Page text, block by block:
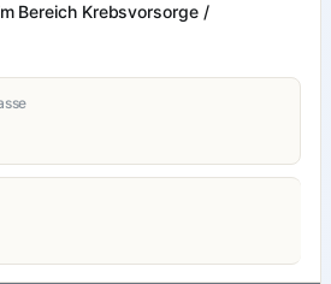
Bereich Krebsvorsorge /